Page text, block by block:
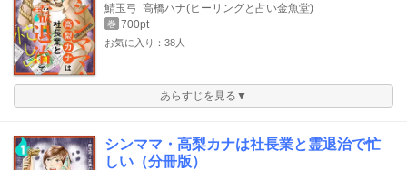
鯖玉弓 高橋ハナ(ヒーリングと占い金魚堂)
巻 700pt
お気に入り：38人
あらすじを見る▼
シンママ・高梨カナは社長業と霊退治で忙
しい（分冊版）